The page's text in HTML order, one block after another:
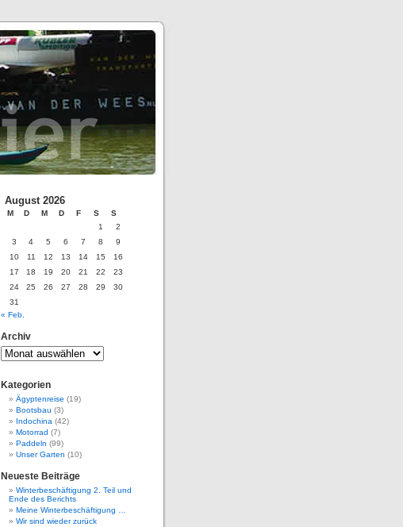
August 2026
M D M D F S
S
1
2
3
4 5 6 7 8
9
10
11 12 13 14 15
16
17
18 19 20 21 22
23
24
25 26 27 28 29
30
31
« Feb.
Archiv
Archiv
Kategorien
Ägyptenreise (19)
Bootsbau (3)
Indochina (42)
Motorrad (7)
Paddeln (99)
Unser Garten (10)
Neueste Beiträge
Winterbeschäftigung 2. Teil und
Ende des Berichts
Meine Winterbeschäftigung …
Wir sind wieder zurück